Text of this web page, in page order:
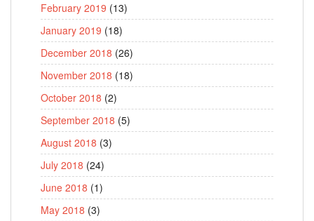
February 2019 (13)
January 2019 (18)
December 2018 (26)
November 2018 (18)
October 2018 (2)
September 2018 (5)
August 2018 (3)
July 2018 (24)
June 2018 (1)
May 2018 (3)